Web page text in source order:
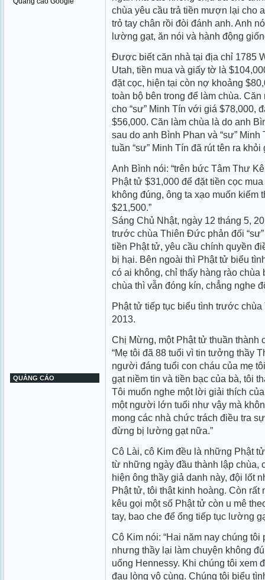
QUẢNG CÁO
chùa yêu cầu trả tiền mượn lại cho
trỏ tay chân rồi đòi đánh anh. Anh
lường gạt, ăn nói và hành động
Ðược biết căn nhà tại địa chỉ 1785
Utah, tiền mua và giấy tờ là
đặt cọc, hiện tại còn nợ khoảng
toàn bộ bên trong để làm chùa.
cho “sư” Minh Tín với giá $78,000,
$56,000. Căn làm chùa là do anh
sau do anh Bình Phan và “sư”
tuần “sư” Minh Tín đã rút tên ra
Anh Bình nói: “trên bức Tâm Thư
Phật tử $31,000 để đặt tiền cọc
không đúng, ông ta xạo muốn kiếm
$21,500.”
Sáng Chủ Nhật, ngày 12 tháng 5,
trước chùa Thiên Ðức phản đối
tiền Phật tử, yêu cầu chính quyền
bị hại. Bên ngoài thì Phật tử biểu
có ai không, chỉ thấy hàng rào
chùa thì vẫn đóng kín, chẳng nghe
Phật tử tiếp tục biểu tình trước
2013.
Chị Mừng, một Phật tử thuần
“Mẹ tôi đã 88 tuổi vì tin tưởng thầy
người đáng tuổi con cháu của mẹ
gạt niềm tin và tiền bạc của bà, tôi
Tôi muốn nghe một lời giải thích
một người lớn tuổi như vậy mà
mong các nhà chức trách điều tra
đừng bị lường gạt nữa.”
Cô Lài, cô Kim đều là những Phật
từ những ngày đầu thành lập chùa,
hiện ông thầy giả danh này, đội lốt
Phật tử, tôi thật kinh hoàng. Còn
kêu gọi một số Phật tử còn u mê
tay, bao che để ổng tiếp tục lường
Cô Kim nói: “Hai năm nay chúng
nhưng thầy lại làm chuyện không
uống Hennessy. Khi chúng tôi xem
đau lòng vô cùng. Chúng tôi biểu